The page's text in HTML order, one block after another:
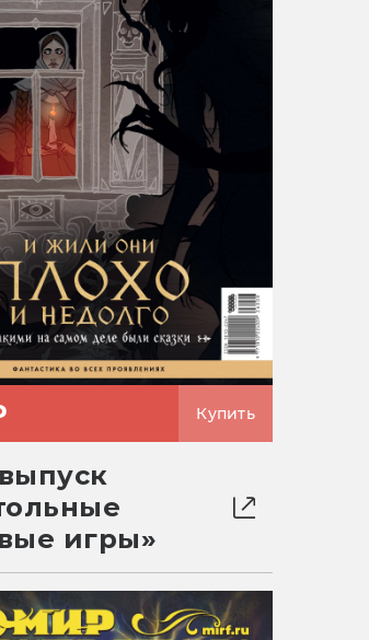
Купить
игры»